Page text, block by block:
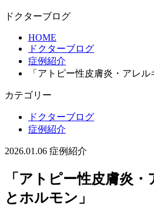
ドクターブログ
HOME
ドクターブログ
症例紹介
「アトピー性皮膚炎・アレル
カテゴリー
ドクターブログ
症例紹介
2026.01.06 症例紹介
「アトピー性皮膚炎
とホルモン」